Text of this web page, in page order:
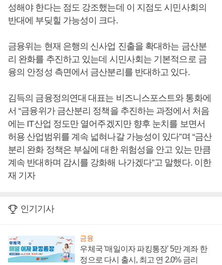
성해야 한다는 점도 강조했는데 이 지점도 시민사회의
반대에 부딪힐 가능성이 크다.
금융위는 현재 은행의 신사업 진출을 확대하는 금산분
리 완화를 추진하고 있는데 시민사회는 기본적으로 금
융의 안정성 측면에서 금산분리를 반대하고 있다.
김득의 금융정의연대 대표는 비즈니스포스트와 통화에
서 “금융위가 금산분리 정책을 추진하는 과정에서 처음
에는 IT산업 정도만 열어주겠지만 향후 눈치를 보면서
허용 산업범위를 계속 넓혀나갈 가능성이 있다”며 “금산
분리 완화 정책은 부실에 대한 위험성을 안고 있는 만큼
계속 반대하며 감시를 강화해 나가겠다”고 말했다. 이한
재 기자
인기기사
금융
우체국 '매일이자 파킹통장' 5만 계좌 한
정으로 다시 출시, 최고 연 2.0% 금리